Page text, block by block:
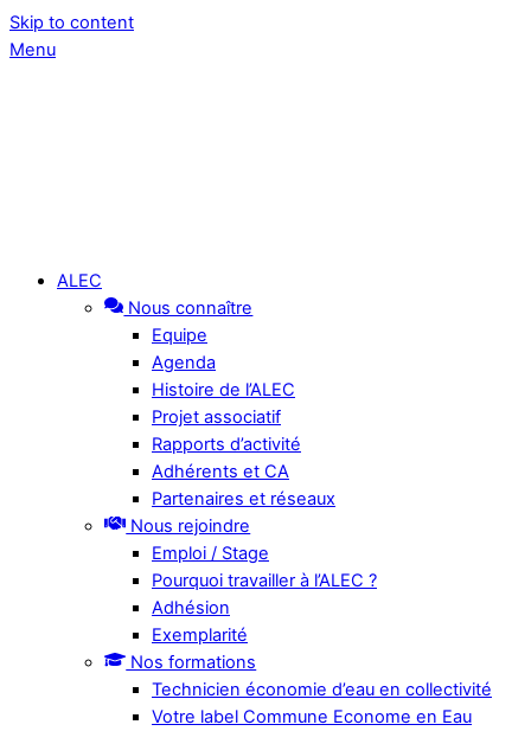
Skip to content
Menu
ALEC
Nous connaître
Equipe
Agenda
Histoire de l’ALEC
Projet associatif
Rapports d’activité
Adhérents et CA
Partenaires et réseaux
Nous rejoindre
Emploi / Stage
Pourquoi travailler à l’ALEC ?
Adhésion
Exemplarité
Nos formations
Technicien économie d’eau en collectivité
Votre label Commune Econome en Eau